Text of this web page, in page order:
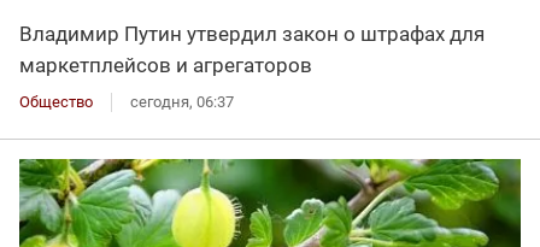
Владимир Путин утвердил закон о штрафах для
маркетплейсов и агрегаторов
Общество сегодня, 06:37